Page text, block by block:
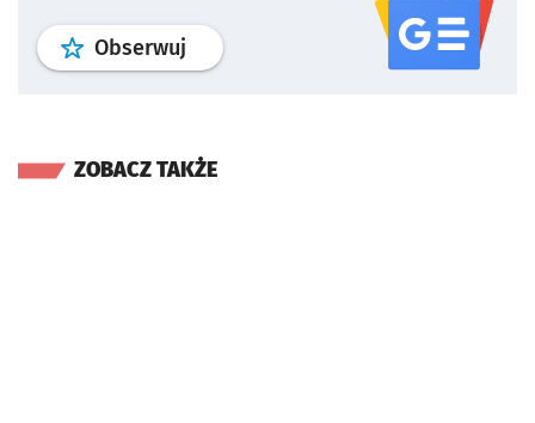
Obserwuj profil serwisu
ZOBACZ TAKŻE